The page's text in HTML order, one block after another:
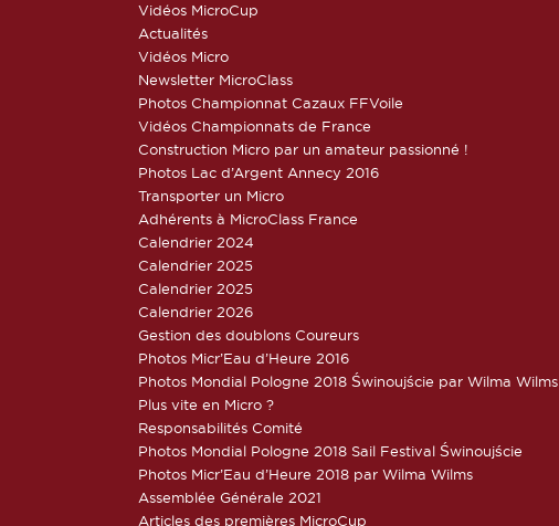
Vidéos MicroCup
Actualités
Vidéos Micro
Newsletter MicroClass
Photos Championnat Cazaux FFVoile
Vidéos Championnats de France
Construction Micro par un amateur passionné !
Photos Lac d’Argent Annecy 2016
Transporter un Micro
Adhérents à MicroClass France
Calendrier 2024
Calendrier 2025
Calendrier 2025
Calendrier 2026
Gestion des doublons Coureurs
Photos Micr’Eau d’Heure 2016
Photos Mondial Pologne 2018 Świnoujście par Wilma Wilms
Plus vite en Micro ?
Responsabilités Comité
Photos Mondial Pologne 2018 Sail Festival Świnoujście
Photos Micr’Eau d’Heure 2018 par Wilma Wilms
Assemblée Générale 2021
Articles des premières MicroCup